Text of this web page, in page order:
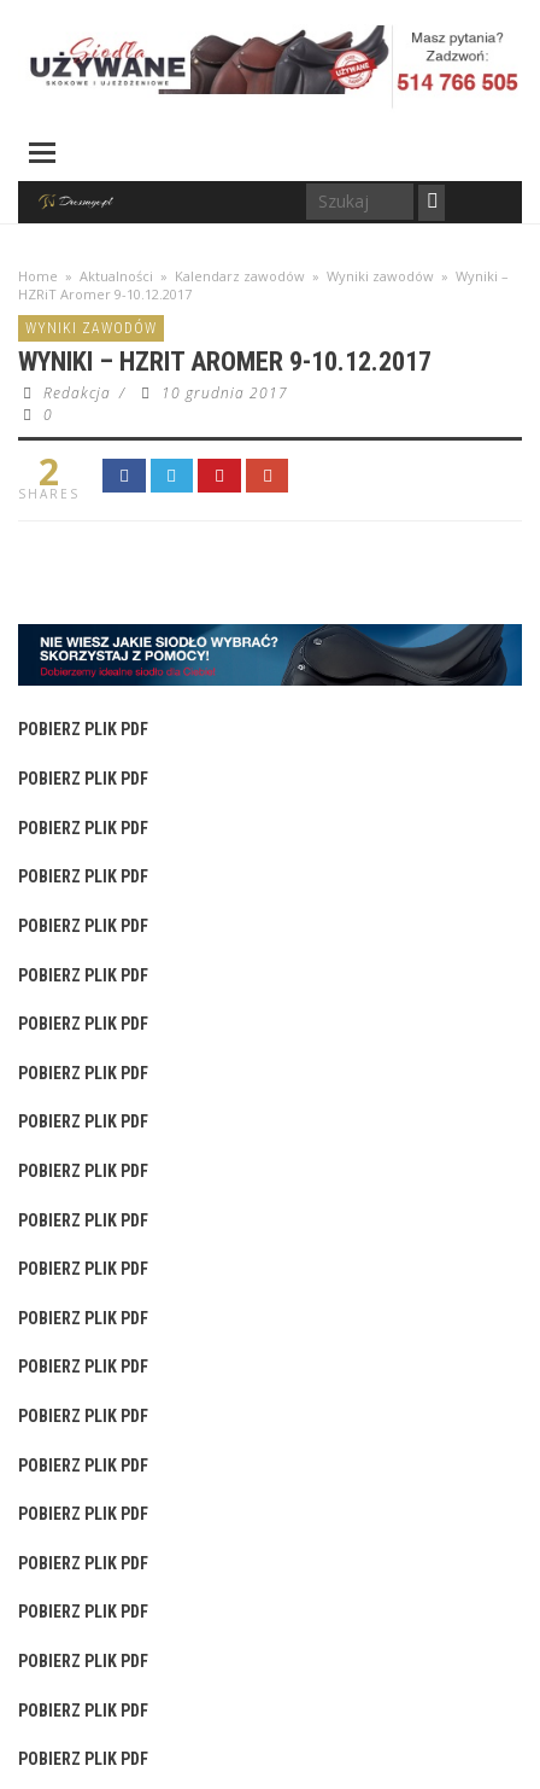
Home » Aktualności » Kalendarz zawodów » Wyniki zawodów » Wyniki –
HZRiT Aromer 9-10.12.2017
WYNIKI ZAWODÓW
WYNIKI – HZRIT AROMER 9-10.12.2017
Redakcja /
10 grudnia 2017
0
2
SHARES
POBIERZ PLIK PDF
POBIERZ PLIK PDF
POBIERZ PLIK PDF
POBIERZ PLIK PDF
POBIERZ PLIK PDF
POBIERZ PLIK PDF
POBIERZ PLIK PDF
POBIERZ PLIK PDF
POBIERZ PLIK PDF
POBIERZ PLIK PDF
POBIERZ PLIK PDF
POBIERZ PLIK PDF
POBIERZ PLIK PDF
POBIERZ PLIK PDF
POBIERZ PLIK PDF
POBIERZ PLIK PDF
POBIERZ PLIK PDF
POBIERZ PLIK PDF
POBIERZ PLIK PDF
POBIERZ PLIK PDF
POBIERZ PLIK PDF
POBIERZ PLIK PDF